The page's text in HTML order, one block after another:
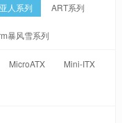
人系列 ART系列
暴风雪系列
MicroATX Mini-ITX